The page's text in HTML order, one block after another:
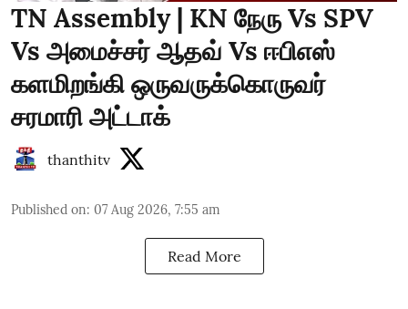
TN Assembly | KN நேரு Vs SPV
Vs அமைச்சர் ஆதவ் Vs ஈபிஎஸ்
களமிறங்கி ஒருவருக்கொருவர்
சரமாரி அட்டாக்
thanthitv
Published on: 07 Aug 2026, 7:55 am
Read More